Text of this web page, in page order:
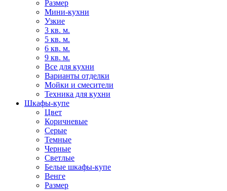
Размер
Мини-кухни
Узкие
3 кв. м.
5 кв. м.
6 кв. м.
9 кв. м.
Все для кухни
Варианты отделки
Мойки и смесители
Техника для кухни
Шкафы-купе
Цвет
Коричневые
Серые
Темные
Черные
Светлые
Белые шкафы-купе
Венге
Размер